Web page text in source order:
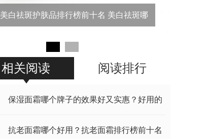
真正的氨基酸洗面奶排行榜前十名 清洁效
相关阅读 阅读排行
保湿面霜哪个牌子的效果好又实惠？好用的
保湿面霜排行榜
抗老面霜哪个好用？抗老面霜排行榜前十名